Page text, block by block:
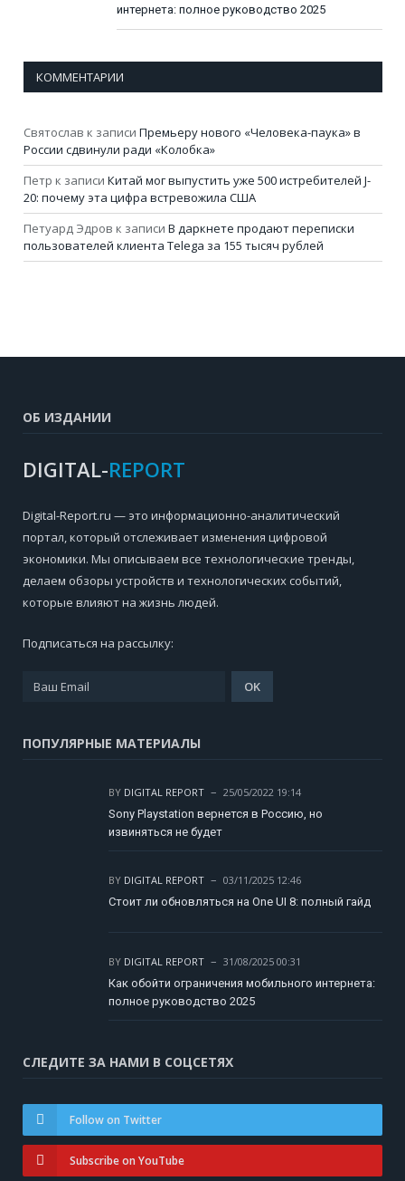
интернета: полное руководство 2025
КОММЕНТАРИИ
Святослав к записи Премьеру нового «Человека-паука» в
России сдвинули ради «Колобка»
Петр к записи Китай мог выпустить уже 500 истребителей J-
20: почему эта цифра встревожила США
Петуард Эдров к записи В даркнете продают переписки
пользователей клиента Telega за 155 тысяч рублей
ОБ ИЗДАНИИ
DIGITAL-REPORT
Digital-Report.ru — это информационно-аналитический
портал, который отслеживает изменения цифровой
экономики. Мы описываем все технологические тренды,
делаем обзоры устройств и технологических событий,
которые влияют на жизнь людей.
Подписаться на рассылку:
ПОПУЛЯРНЫЕ МАТЕРИАЛЫ
BY DIGITAL REPORT
25/05/2022 19:14
Sony Playstation вернется в Россию, но
извиняться не будет
BY DIGITAL REPORT
03/11/2025 12:46
Стоит ли обновляться на One UI 8: полный гайд
BY DIGITAL REPORT
31/08/2025 00:31
Как обойти ограничения мобильного интернета:
полное руководство 2025
СЛЕДИТЕ ЗА НАМИ В СОЦСЕТЯХ
Follow on Twitter
Subscribe on YouTube